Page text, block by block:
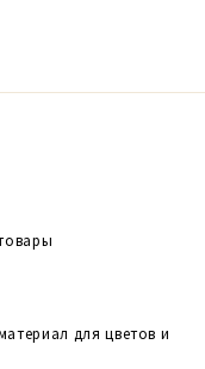
для цветов и